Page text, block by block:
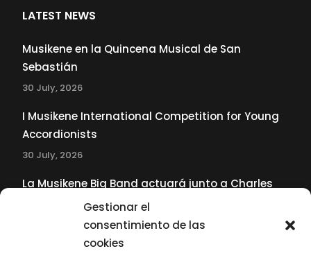
Gestionar el
consentimiento de las
cookies
LATEST NEWS
Musikene en la Quincena Musical de San
Sebastián
30 July, 2026
I Musikene International Competition for Young
Accordionists
30 July, 2026
La Musikene Big Band actuará junto a Charles
Tolliver en el 61 Jazzaldia